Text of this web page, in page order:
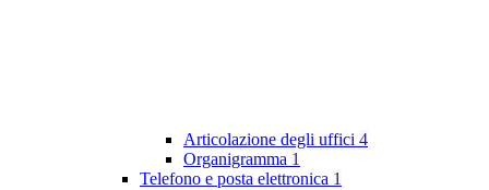
Articolazione degli uffici 4
Organigramma 1
Telefono e posta elettronica 1